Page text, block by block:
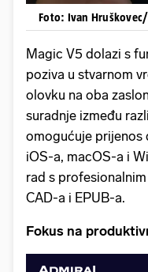
Foto: Ivan
Magic V5 dolazi s
poziva u stvarnom
olovku na oba
suradnje između
omogućuje prijenos
iOS-a, macOS-a i
rad s
CAD-a i EPUB-a.
Fokus na